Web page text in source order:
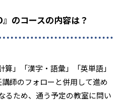
のコースの内容は？
」「漢字・語彙」「英単語」
師のフォローと併用して進め
るため、通う予定の教室に問い